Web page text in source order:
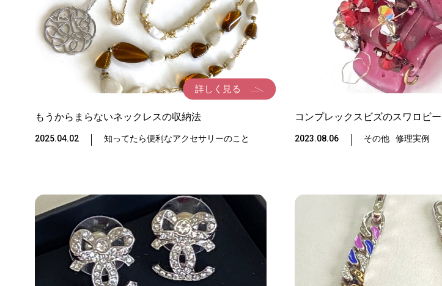
TOP
修理メニュー
詳しく見る
もうからまらないネックレスの収納法
2025.04.02 知ってたら便利なアクセサリーのこと
コンプレックスビズのスワロビ
2023.08.06 その他 修理実例